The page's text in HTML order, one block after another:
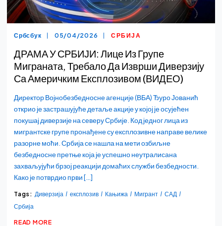
Србсбук 05/04/2026 СРБИЈА
ДРАМА У СРБИЈИ: Лице Из Групе
Миграната, Требало Да Изврши Диверзију
Са Америчким Експлозивом (ВИДЕО)
Директор Војнобезбедносне агенције (ВБА) Ђуро Јованић
открио је застрашујуће детаље акције у којој је осујећен
покушај диверзије на северу Србије. Код једног лица из
мигрантске групе пронађене су експлозивне направе велике
разорне моћи. Србија се нашла на мети озбиљне
безбедносне претње која је успешно неутралисана
захваљујући брзој реакцији домаћих служби безбедности.
Како је потврдио први […]
Tags: Диверзија експлозив Кањижа Мигрант
САД
Србија
READ MORE